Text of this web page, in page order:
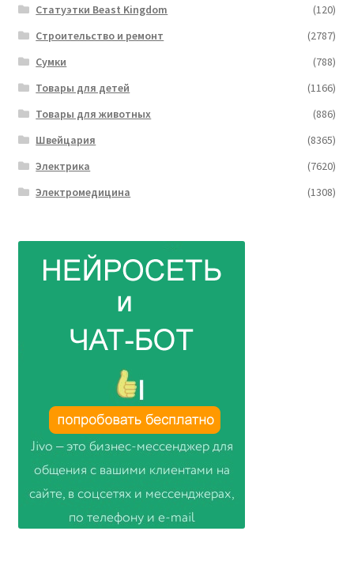
Статуэтки Beast Kingdom
(120)
Строительство и ремонт
(2787)
Сумки
(788)
Товары для детей
(1166)
Товары для животных
(886)
Швейцария
(8365)
Электрика
(7620)
Электромедицина
(1308)